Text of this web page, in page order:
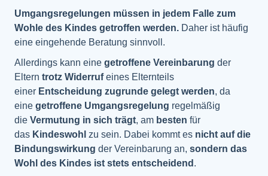
Umgangsregelungen müssen in jedem Falle zum
Wohle des Kindes getroffen werden. Daher ist häufig
eine eingehende Beratung sinnvoll.
Allerdings kann eine getroffene Vereinbarung der
Eltern trotz Widerrufeines Elternteils
einer Entscheidung zugrunde gelegt werden, da
eine getroffene Umgangsregelung regelmäßig
die Vermutung in sich trägt, am besten für
das Kindeswohl zu sein. Dabei kommt es nicht auf die
Bindungswirkung der Vereinbarung an, sondern das
Wohl des Kindes ist stets entscheidend .